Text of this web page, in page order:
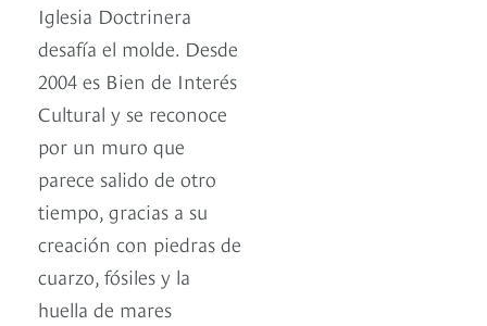
Iglesia Doctrinera
desafía el molde. Desde
2004 es Bien de Interés
Cultural y se reconoce
por un muro que
parece salido de otro
tiempo, gracias a su
creación con piedras de
cuarzo, fósiles y la
huella de mares